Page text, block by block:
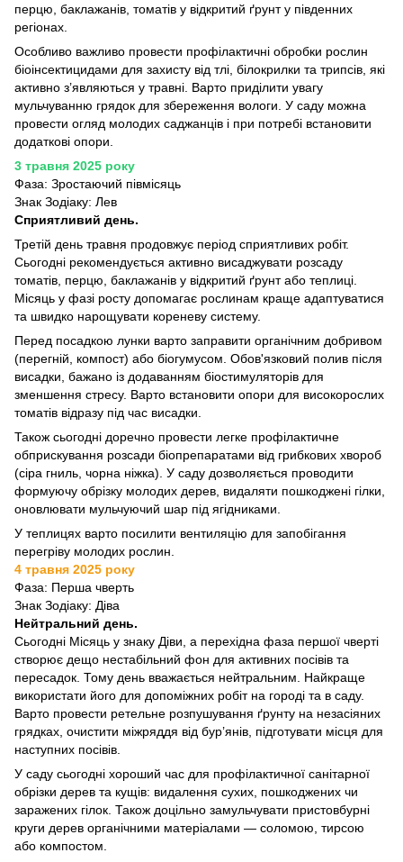
перцю, баклажанів, томатів у відкритий ґрунт у південних
регіонах.
Особливо важливо провести профілактичні обробки рослин
біоінсектицидами для захисту від тлі, білокрилки та трипсів, які
активно з’являються у травні. Варто приділити увагу
мульчуванню грядок для збереження вологи. У саду можна
провести огляд молодих саджанців і при потребі встановити
додаткові опори.
3 травня 2025 року
Фаза: Зростаючий півмісяць
Знак Зодіаку: Лев
Сприятливий день.
Третій день травня продовжує період сприятливих робіт.
Сьогодні рекомендується активно висаджувати розсаду
томатів, перцю, баклажанів у відкритий ґрунт або теплиці.
Місяць у фазі росту допомагає рослинам краще адаптуватися
та швидко нарощувати кореневу систему.
Перед посадкою лунки варто заправити органічним добривом
(перегній, компост) або біогумусом. Обов'язковий полив після
висадки, бажано із додаванням біостимуляторів для
зменшення стресу. Варто встановити опори для високорослих
томатів відразу під час висадки.
Також сьогодні доречно провести легке профілактичне
обприскування розсади біопрепаратами від грибкових хвороб
(сіра гниль, чорна ніжка). У саду дозволяється проводити
формуючу обрізку молодих дерев, видаляти пошкоджені гілки,
оновлювати мульчуючий шар під ягідниками.
У теплицях варто посилити вентиляцію для запобігання
перегріву молодих рослин.
4 травня 2025 року
Фаза: Перша чверть
Знак Зодіаку: Діва
Нейтральний день.
Сьогодні Місяць у знаку Діви, а перехідна фаза першої чверті
створює дещо нестабільний фон для активних посівів та
пересадок. Тому день вважається нейтральним. Найкраще
використати його для допоміжних робіт на городі та в саду.
Варто провести ретельне розпушування ґрунту на незасіяних
грядках, очистити міжряддя від бур’янів, підготувати місця для
наступних посівів.
У саду сьогодні хороший час для профілактичної санітарної
обрізки дерев та кущів: видалення сухих, пошкоджених чи
заражених гілок. Також доцільно замульчувати пристовбурні
круги дерев органічними матеріалами — соломою, тирсою
або компостом.